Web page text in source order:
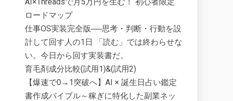
ロードマップ
仕事OS実装完全版──思考・判断・行動を設
計して回す人の1日 「読む」では終わらせな
い。今日から回す実装書だ。
育毛剤成分比較(試用1)&(試用2)
【爆速で0→1突破へ】AI × 誕生日占い鑑定
書作成バイブル～稼ぎに特化した副業ネッ